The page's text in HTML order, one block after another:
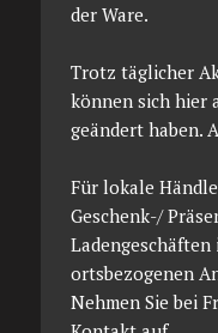
der Ware.
Trotz täglicher
können sich hier
geändert haben.
Für lokale
Geschenk-/
ortsbezogenen
Nehmen Sie bei